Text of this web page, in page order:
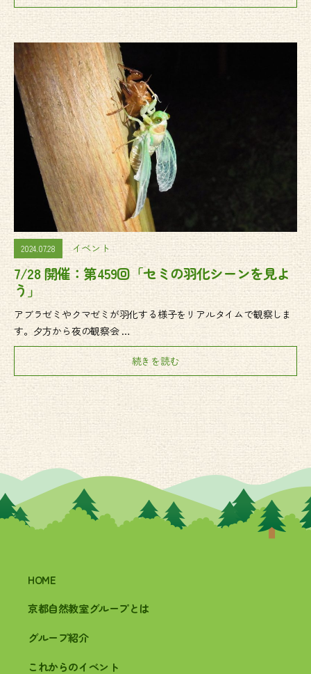
2024.07.28 イベント
7/28 開催：第459回「セミの羽化シーンを見よ
う」
アブラゼミやクマゼミが羽化する様子をリアルタイムで観察しま
す。夕方から夜の観察会 …
続きを読む
HOME
京都自然教室グループとは
グループ紹介
これからのイベント